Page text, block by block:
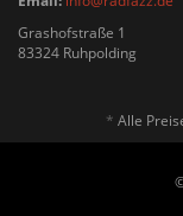
Grashofstraße 1
83324 Ruhpolding
* Alle